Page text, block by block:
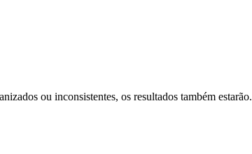
ou inconsistentes, os resultados também estarão.